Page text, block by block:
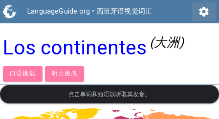
LanguageGuide.org • 西班牙语视觉词汇 settings
Los continentes (大洲)
口语挑战 听力挑战
点击单词和短语以听取其发音。